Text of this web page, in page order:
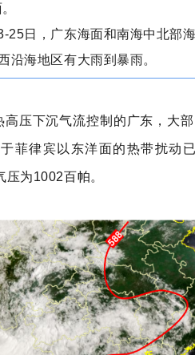
日，广东海面和南海中北部
海地区有大雨到暴雨。
高压下沉气流控制的广东，大
菲律宾以东洋面的热带扰动
为1002百帕。